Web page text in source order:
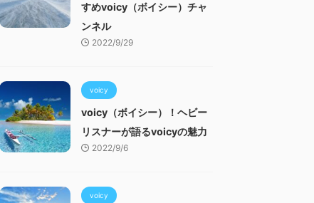
すめvoicy（ボイシー）チャ
ンネル
2022/9/29
voicy
voicy（ボイシー）！ヘビー
リスナーが語るvoicyの魅力
2022/9/6
voicy